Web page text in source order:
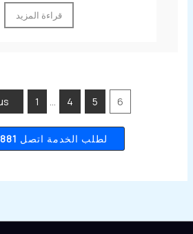
قراءة المزيد
1 4 5 6
لطلب الخدمة اتصل